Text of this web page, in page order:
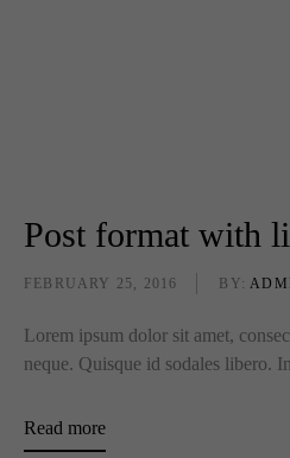
Post format with
FEBRUARY 25, 2016 BY:
Lorem ipsum dolor sit amet,
neque. Quisque id sodales libero.
Read more